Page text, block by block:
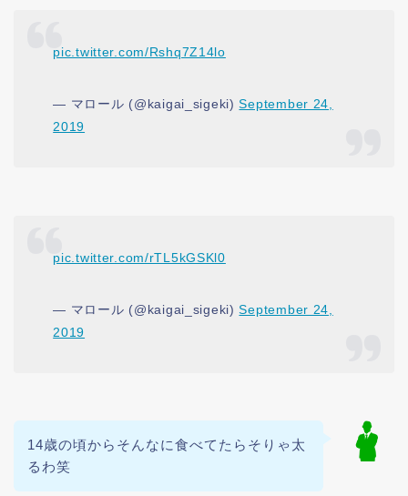
pic.twitter.com/Rshq7Z14lo
— マロール (@kaigai_sigeki)September 24,
2019
pic.twitter.com/rTL5kGSKl0
— マロール (@kaigai_sigeki)September 24,
2019
14歳の頃からそんなに食べてたらそりゃ太
るわ笑